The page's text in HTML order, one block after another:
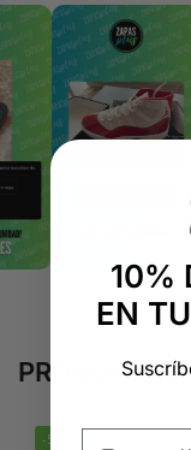
PRODUCTOS
-50%
10%
EN